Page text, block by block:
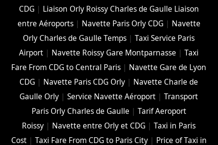
CDG | Liaison Orly Roissy Charles de Gaulle Liaison
entre Aéroports| Navette Paris Orly CDG | Navette
Orly Charles de Gaulle Temps |Taxi Service Paris
Airport | Navette Roissy Gare Montparnasse |Taxi
Fare From CDG to Central Paris | Navette Gare de Lyon
CDG | Navette Paris CDG Orly | Navette Charle de
Gaulle Orly |Service Navette Aéroport |Transport
Paris Orly Charles de Gaulle | Tarif Aeroport
Roissy | Navette entre Orly et CDG |Taxi in Paris
Cost| Taxi Fare From CDG to Paris City| Price of Taxi in